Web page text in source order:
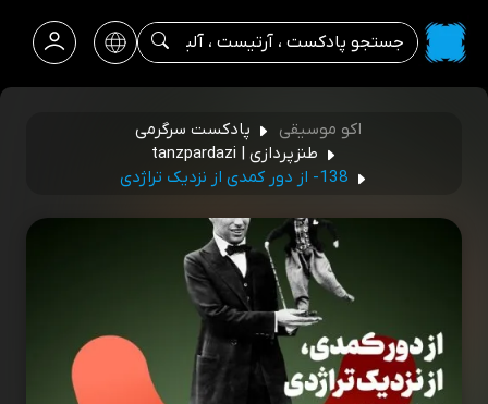
اکو موسیقی
پادکست سرگرمی
طنزپردازی | tanzpardazi
138- از دور کمدی از نزدیک تراژدی